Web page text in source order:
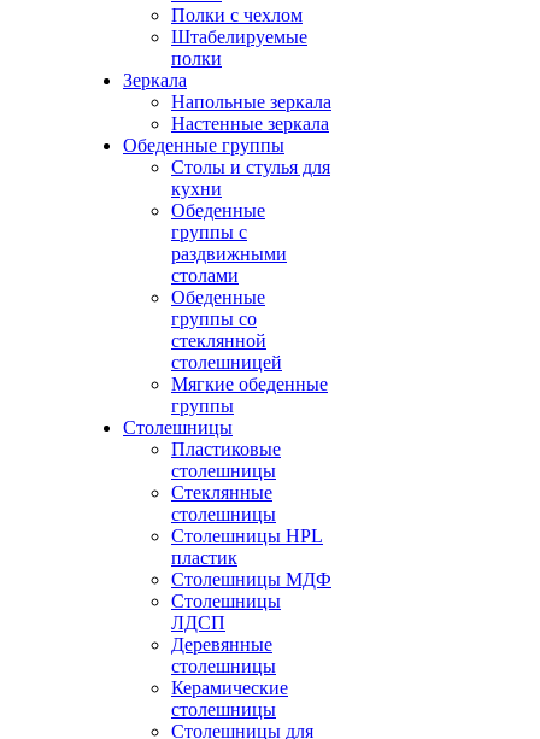
Полки с чехлом
Штабелируемые
полки
Зеркала
Напольные зеркала
Настенные зеркала
Обеденные группы
Столы и стулья для
кухни
Обеденные
группы с
раздвижными
столами
Обеденные
группы со
стеклянной
столешницей
Мягкие обеденные
группы
Столешницы
Пластиковые
столешницы
Стеклянные
столешницы
Столешницы HPL
пластик
Столешницы МДФ
Столешницы
ЛДСП
Деревянные
столешницы
Керамические
столешницы
Столешницы для